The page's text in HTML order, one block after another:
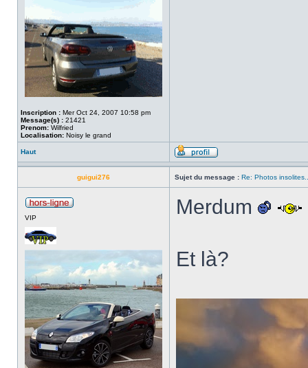
Inscription : Mer Oct 24, 2007 10:58 pm
Message(s) : 21421
Prenom: Wilfried
Localisation: Noisy le grand
Haut
guigui276 Sujet du message : Re: Photos
VIP Merdum
Et là?